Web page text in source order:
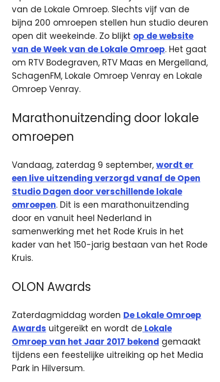
van de Lokale Omroep. Slechts vijf van de
bijna 200 omroepen stellen hun studio deuren
open dit weekeinde. Zo blijkt op de website
van de Week van de Lokale Omroep. Het gaat
om RTV Bodegraven, RTV Maas en Mergelland,
SchagenFM, Lokale Omroep Venray en Lokale
Omroep Venray.
Marathonuitzending door lokale
omroepen
Vandaag, zaterdag 9 september, wordt er
een live uitzending verzorgd vanaf de Open
Studio Dagen door verschillende lokale
omroepen. Dit is een marathonuitzending
door en vanuit heel Nederland in
samenwerking met het Rode Kruis in het
kader van het 150-jarig bestaan van het Rode
Kruis.
OLON Awards
Zaterdagmiddag worden De Lokale Omroep
Awards uitgereikt en wordt de Lokale
Omroep van het Jaar 2017 bekend gemaakt
tijdens een feestelijke uitreiking op het Media
Park in Hilversum.